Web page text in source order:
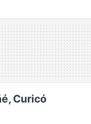
Curicó